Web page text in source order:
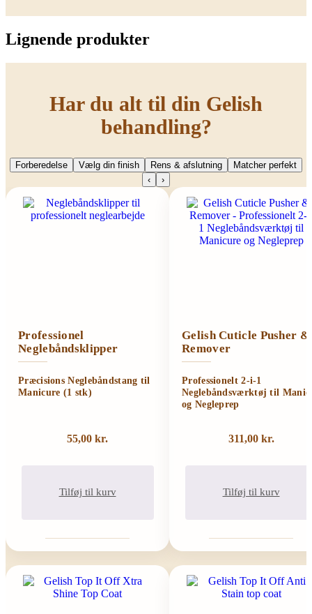
Lignende produkter
Har du alt til din Gelish
behandling?
Forberedelse Vælg din finish Rens & afslutning
Matcher perfekt
‹
›
Professionel
Neglebåndsklipper
Præcisions Neglebåndstang til
Manicure (1 stk)
55,00 kr.
Tilføj til kurv
Gelish Cuticle Pusher &
Remover
Professionelt 2-i-1
Neglebåndsværktøj til
og Negleprep
311,00 kr.
Tilføj til kurv